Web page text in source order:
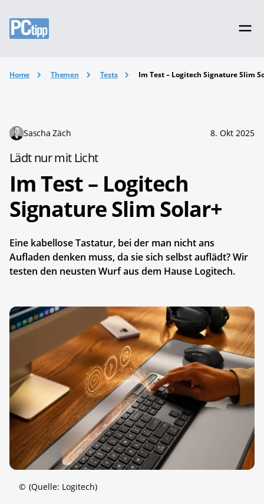
Home Themen Tests Im Test – Logitech Signature Slim
Sascha Zäch 8. Okt 2025
Lädt nur mit Licht
Im Test – Logitech
Signature Slim Solar+
Eine kabellose Tastatur, bei der man nicht ans
Aufladen denken muss, da sie sich selbst auflädt? Wir
testen den neusten Wurf aus dem Hause Logitech.
© (Quelle: Logitech)